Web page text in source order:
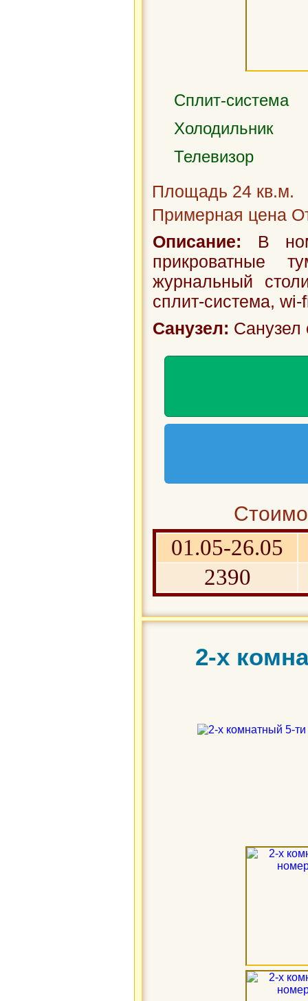
Сплит-система
Холодильник
Телевизор
Площадь 24 кв.м.
Примерная цена
Описание: В
прикроватные
журнальный
сплит-система, wi-
Санузел:
01.05-26.05
2390
2-х